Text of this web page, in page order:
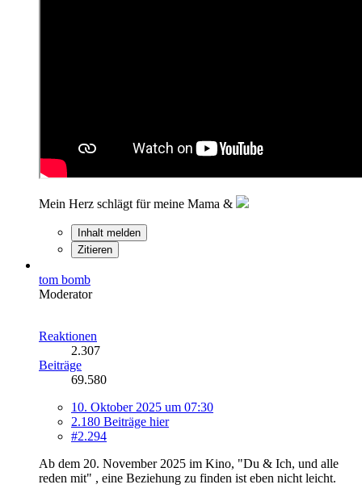
Mein Herz schlägt für meine Mama &
Inhalt melden
Zitieren
tom bomb
Moderator
Reaktionen
2.307
Beiträge
69.580
10. Oktober 2025 um 07:30
2.180 Beiträge hier
#2.294
Ab dem 20. November 2025 im Kino, "Du & Ich, und alle
reden mit" , eine Beziehung zu finden ist eben nicht leicht.